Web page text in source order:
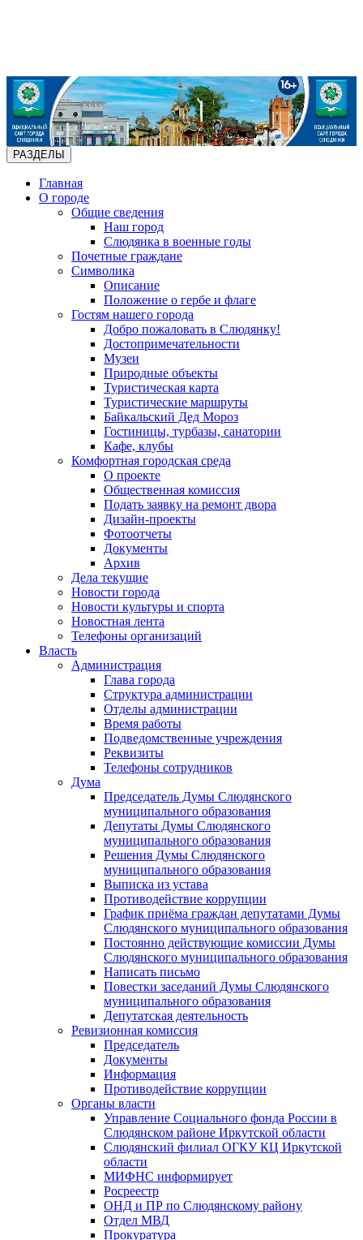
РАЗДЕЛЫ
Главная
О городе
Общие сведения
Наш город
Слюдянка в военные годы
Почетные граждане
Символика
Описание
Положение о гербе и флаге
Гостям нашего города
Добро пожаловать в Слюдянку!
Достопримечательности
Музеи
Природные объекты
Туристическая карта
Туристические маршруты
Байкальский Дед Мороз
Гостиницы, турбазы, санатории
Кафе, клубы
Комфортная городская среда
О проекте
Общественная комиссия
Подать заявку на ремонт двора
Дизайн-проекты
Фотоотчеты
Документы
Архив
Дела текущие
Новости города
Новости культуры и спорта
Новостная лента
Телефоны организаций
Власть
Администрация
Глава города
Структура администрации
Отделы администрации
Время работы
Подведомственные учреждения
Реквизиты
Телефоны сотрудников
Дума
Председатель Думы Слюдянского
муниципального образования
Депутаты Думы Слюдянского
муниципального образования
Решения Думы Слюдянского
муниципального образования
Выписка из устава
Противодействие коррупции
График приёма граждан депутатами Думы
Слюдянского муниципального образования
Постоянно действующие комиссии Думы
Слюдянского муниципального образования
Написать письмо
Повестки заседаний Думы Слюдянского
муниципального образования
Депутатская деятельность
Ревизионная комиссия
Председатель
Документы
Информация
Противодействие коррупции
Органы власти
Управление Социального фонда России в
Слюдянском районе Иркутской области
Слюдянский филиал ОГКУ КЦ Иркутской
области
МИФНС информирует
Росреестр
ОНД и ПР по Слюдянскому району
Отдел МВД
Прокуратура